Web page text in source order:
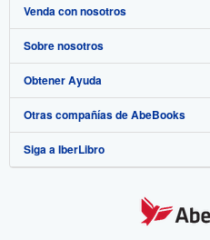
Búsqueda avanzada
Colecciones
Mi cuenta
Mis pedidos
Ver carrito
Venda con nosotros
Comenzar a vender
Únase a nuestro programa de afiliados
Recomiende un vendedor
Sobre nosotros
Sobre IberLibro
Medios
Empleo
Preferencias de cookies
Obtener Ayuda
Preguntas frecuentes y guías
Atención al Cliente
Otras compañías de AbeBooks
AbeBooks.com
Siga a IberLibro